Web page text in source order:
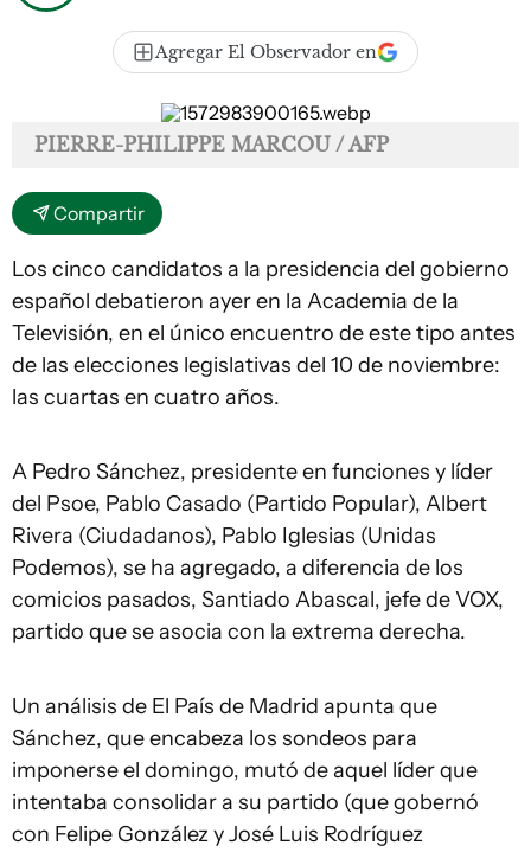
Agregar El Observador en
PIERRE-PHILIPPE MARCOU / AFP
Compartir
Los cinco candidatos a la presidencia del gobierno
español debatieron ayer en la Academia de la
Televisión, en el único encuentro de este tipo antes
de las elecciones legislativas del 10 de noviembre:
las cuartas en cuatro años.
A Pedro Sánchez, presidente en funciones y líder
del Psoe, Pablo Casado (Partido Popular), Albert
Rivera (Ciudadanos), Pablo Iglesias (Unidas
Podemos), se ha agregado, a diferencia de los
comicios pasados, Santiado Abascal, jefe de VOX,
partido que se asocia con la extrema derecha.
Un análisis de El País de Madrid apunta que
Sánchez, que encabeza los sondeos para
imponerse el domingo, mutó de aquel líder que
intentaba consolidar a su partido (que gobernó
con Felipe González y José Luis Rodríguez